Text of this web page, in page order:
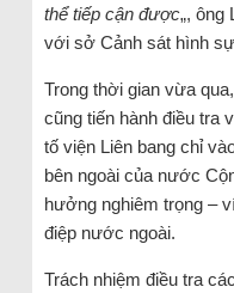
thể tiếp cận được„, ông
với sở Cảnh sát hình
Trong thời gian vừa
cũng tiến hành điều tra
tố viện Liên bang chỉ
bên ngoài của nước
hưởng nghiêm trọng –
điệp nước ngoài.
Trách nhiệm điều tra